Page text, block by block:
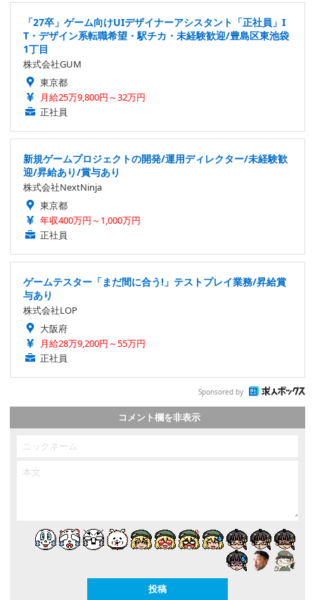
「27卒」ゲーム向けUIデザイナーアシスタント「正社員」I
T・デザイン系転職希望・駅チカ・未経験歓迎/豊島区東池袋
1丁目
株式会社GUM
東京都
月給25万9,800円～32万円
正社員
新規ゲームプロジェクトの開発/運用ディレクター/未経験歓
迎/昇給あり/賞与あり
株式会社NextNinja
東京都
年収400万円～1,000万円
正社員
ゲームテスター「まだ間に合う!」テストプレイ業務/昇給賞
与あり
株式会社LOP
大阪府
月給28万9,200円～55万円
正社員
Sponsored by
コメント欄を非表示